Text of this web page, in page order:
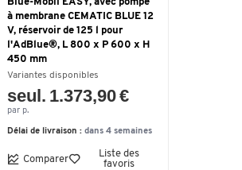
à membrane CEMATIC BLUE 12
V, réservoir de 125 l pour
l'AdBlue®, L 800 x P 600 x H
450 mm
Variantes disponibles
seul. 1.373,90 €
par p.
Délai de livraison : dans 4 semaines
Comparer
Liste des
favoris